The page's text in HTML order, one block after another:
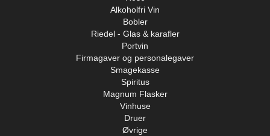
Alkoholfri Vin
Bobler
Riedel - Glas & karafler
Portvin
Firmagaver og personalegaver
Smagekasse
Spiritus
Magnum Flasker
Vinhuse
Druer
Øvrige